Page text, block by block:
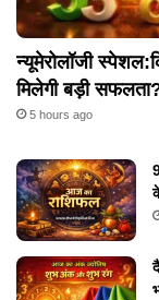
न्यूमेरोलॉजी
मिलेगी बड़ी
5 hours ago